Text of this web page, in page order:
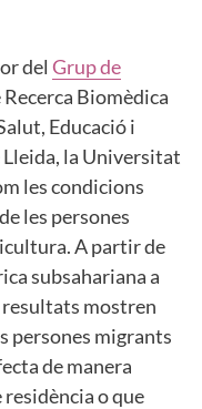
del Grup de
Biomèdica
Educació i
Lleida, la Universitat
les condicions
les persones
A partir de
subsahariana a
resultats mostren
persones migrants
de manera
residència o que